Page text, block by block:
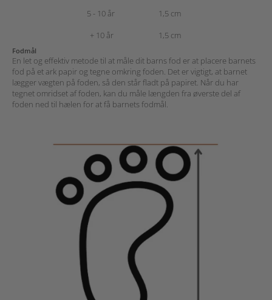
5 - 10 år
1,5 cm
+ 10 år
1,5 cm
Fodmål
En let og effektiv metode til at måle dit barns fod er at placere barnets
fod på et ark papir og tegne omkring foden. Det er vigtigt, at barnet
lægger vægten på foden, så den står fladt på papiret. Når du har
tegnet omridset af foden, kan du måle længden fra øverste del af
foden ned til hælen for at få barnets fodmål.